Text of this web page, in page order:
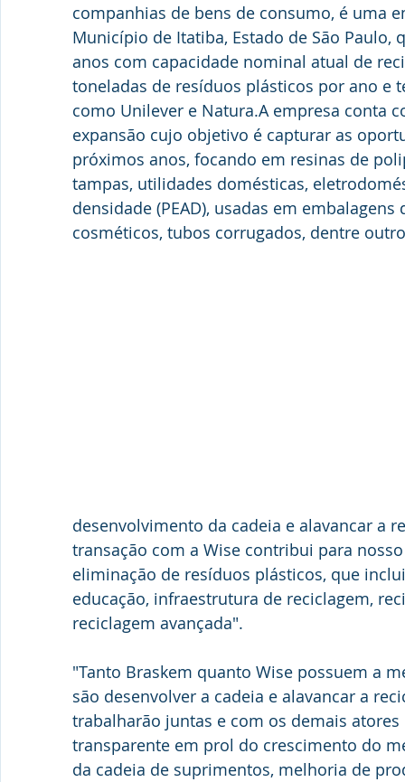
companhias de bens de consumo, é uma
Município de Itatiba, Estado de São Paulo,
anos com capacidade nominal atual de
toneladas de resíduos plásticos por ano e
como Unilever e Natura.A empresa conta
expansão cujo objetivo é capturar as
próximos anos, focando em resinas de
tampas, utilidades domésticas,
densidade (PEAD), usadas em
cosméticos, tubos corrugados, dentre
desenvolvimento da cadeia e alavancar a
transação com a Wise contribui para
eliminação de resíduos plásticos, que
educação, infraestrutura de reciclagem,
reciclagem avançada".
"Tanto Braskem quanto Wise possuem a
são desenvolver a cadeia e alavancar a
trabalharão juntas e com os demais
transparente em prol do crescimento do
da cadeia de suprimentos, melhoria de